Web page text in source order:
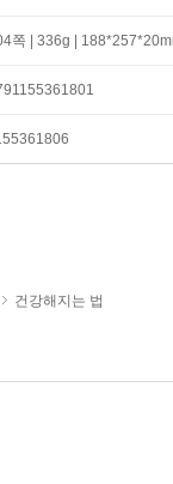
쪽 | 336g |
건강해지는 법